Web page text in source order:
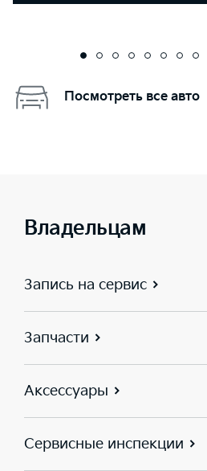
Посмотреть все авто
Владельцам
Запись на сервис
Запчасти
Аксессуары
Сервисные инспекции